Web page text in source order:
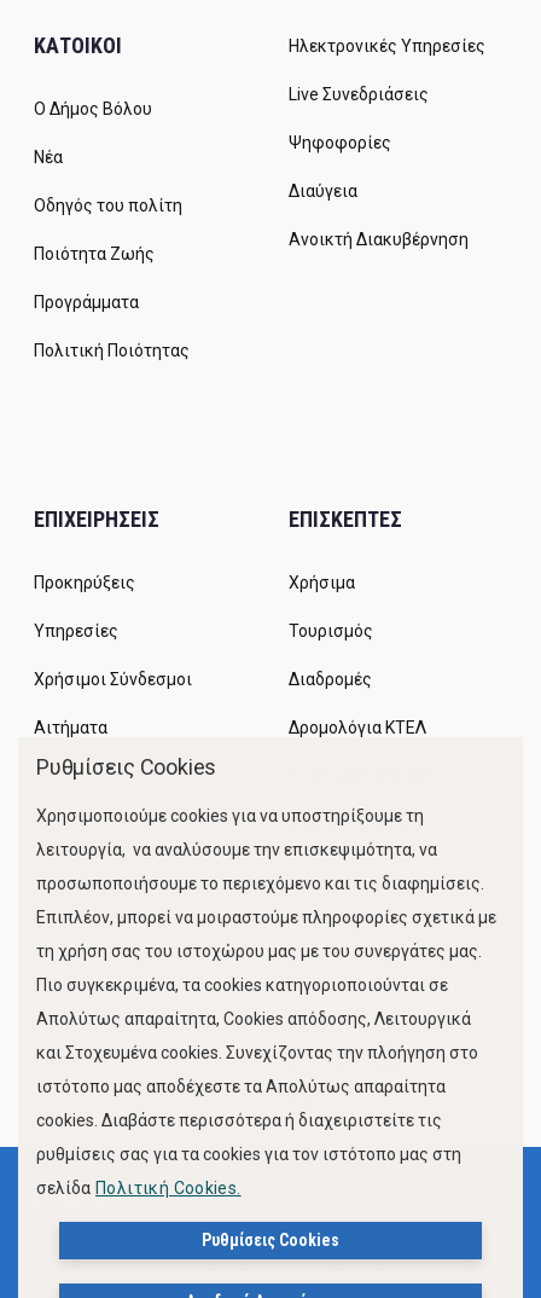
ΚΑΤΟΙΚΟΙ
Ο Δήμος Βόλου
Νέα
Οδηγός του πολίτη
Ποιότητα Ζωής
Προγράμματα
Πολιτική Ποιότητας
Ηλεκτρονικές Υπηρεσίες
Live Συνεδριάσεις
Ψηφοφορίες
Διαύγεια
Ανοικτή Διακυβέρνηση
ΕΠΙΧΕΙΡΗΣΕΙΣ
Προκηρύξεις
Υπηρεσίες
Χρήσιμοι Σύνδεσμοι
Αιτήματα
ΕΠΙΣΚΕΠΤΕΣ
Χρήσιμα
Τουρισμός
Διαδρομές
Δρομολόγια ΚΤΕΛ
Κίνηση Λιμένος
FOLLOW US
Όροι Χρήσης
Πολιτική Προστασίας Προσωπικών Δεδομένων
Ρυθμίσεις Cookies
Χρησιμοποιούμε cookies για να υποστηρίξουμε τη
λειτουργία, να αναλύσουμε την επισκεψιμότητα, να
προσωποποιήσουμε το περιεχόμενο και τις διαφημίσεις.
Επιπλέον, μπορεί να μοιραστούμε πληροφορίες σχετικά με
τη χρήση σας του ιστοχώρου μας με του συνεργάτες μας.
Πιο συγκεκριμένα, τα cookies κατηγοριοποιούνται σε
Απολύτως απαραίτητα, Cookies απόδοσης, Λειτουργικά
και Στοχευμένα cookies. Συνεχίζοντας την πλοήγηση στο
ιστότοπο μας αποδέχεστε τα Απολύτως απαραίτητα
cookies. Διαβάστε περισσότερα ή διαχειριστείτε τις
ρυθμίσεις σας για τα cookies για τον ιστότοπο μας στη
σελίδα Πολιτική Cookies.
Ρυθμίσεις Cookies